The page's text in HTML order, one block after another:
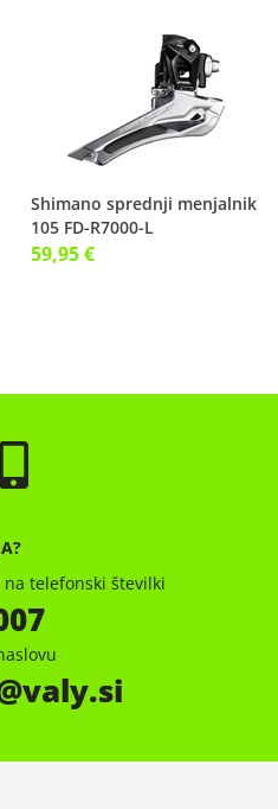
Shimano sprednji menjalnik
105 FD-R7000-L
59,95 €
na telefonski številki
valy.si